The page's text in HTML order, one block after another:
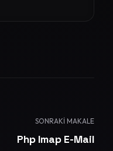
SONRAKI MAKALE
Php Imap E-Mail